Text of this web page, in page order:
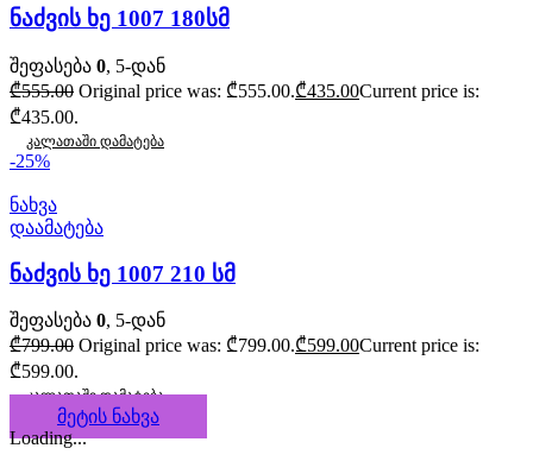
ნაძვის ხე 1007 180სმ
შეფასება 0, 5-დან
₾555.00 Original price was: ₾555.00.₾435.00Current price is:
₾435.00.
კალათაში დამატება
-25%
ნახვა
დაამატება
ნაძვის ხე 1007 210 სმ
შეფასება 0, 5-დან
₾799.00 Original price was: ₾799.00.₾599.00Current price is:
₾599.00.
კალათაში დამატება
მეტის ნახვა
Loading...